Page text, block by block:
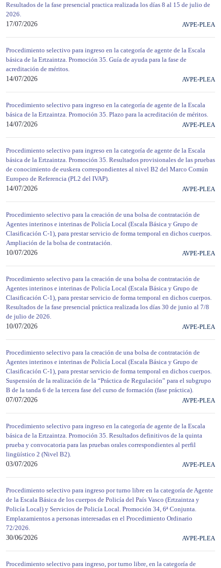
Resultados de la fase presencial practica realizada los días 8 al 15 de julio de
2026.
17/07/2026
AVPE-PLEA
Procedimiento selectivo para ingreso en la categoría de agente de la Escala
básica de la Ertzaintza. Promoción 35. Guía de ayuda para la fase de
acreditación de méritos.
14/07/2026
AVPE-PLEA
Procedimiento selectivo para ingreso en la categoría de agente de la Escala
básica de la Ertzaintza. Promoción 35. Plazo para la acreditación de méritos.
14/07/2026
AVPE-PLEA
Procedimiento selectivo para ingreso en la categoría de agente de la Escala
básica de la Ertzaintza. Promoción 35. Resultados provisionales de las pruebas
de conocimiento de euskera correspondientes al nivel B2 del Marco Común
Europeo de Referencia (PL2 del IVAP).
14/07/2026
AVPE-PLEA
Procedimiento selectivo para la creación de una bolsa de contratación de
Agentes interinos e interinas de Policía Local (Escala Básica y Grupo de
Clasificación C-1), para prestar servicio de forma temporal en dichos cuerpos.
Ampliación de la bolsa de contratación.
10/07/2026
AVPE-PLEA
Procedimiento selectivo para la creación de una bolsa de contratación de
Agentes interinos e interinas de Policía Local (Escala Básica y Grupo de
Clasificación C-1), para prestar servicio de forma temporal en dichos cuerpos.
Resultados de la fase presencial práctica realizada los días 30 de junio al 7/8
de julio de 2026.
10/07/2026
AVPE-PLEA
Procedimiento selectivo para la creación de una bolsa de contratación de
Agentes interinos e interinas de Policía Local (Escala Básica y Grupo de
Clasificación C-1), para prestar servicio de forma temporal en dichos cuerpos.
Suspensión de la realización de la “Práctica de Regulación” para el subgrupo
B de la tanda 6 de la tercera fase del curso de formación (fase práctica).
07/07/2026
AVPE-PLEA
Procedimiento selectivo para ingreso en la categoría de agente de la Escala
básica de la Ertzaintza. Promoción 35. Resultados definitivos de la quinta
prueba y convocatoria para las pruebas orales correspondientes al perfil
lingüístico 2 (Nivel B2).
03/07/2026
AVPE-PLEA
Procedimiento selectivo para ingreso por turno libre en la categoría de Agente
de la Escala Básica de los cuerpos de Policía del País Vasco (Ertzaintza y
Policía Local) y Servicios de Policía Local. Promoción 34, 6ª Conjunta.
Emplazamientos a personas interesadas en el Procedimiento Ordinario
72/2026.
30/06/2026
AVPE-PLEA
Procedimiento selectivo para ingreso, por turno libre, en la categoría de